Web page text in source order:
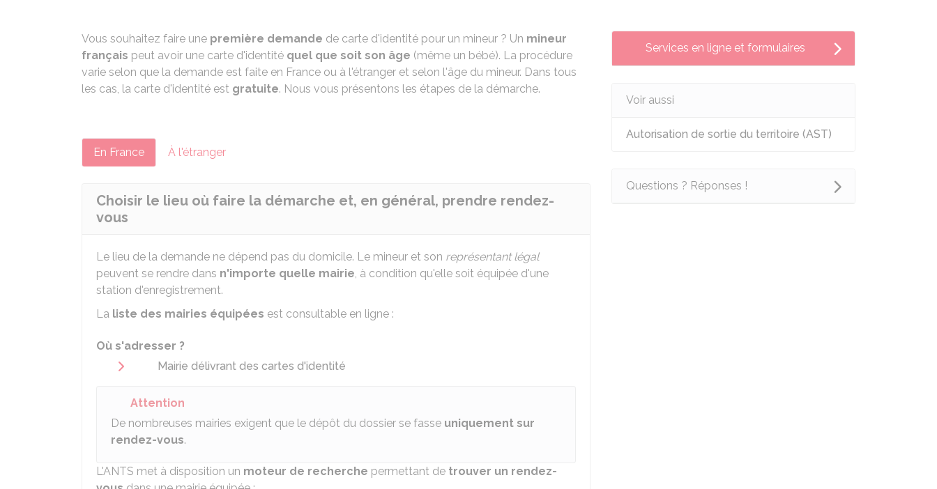
Vous souhaitez faire une première demande de carte d'identité pour un mineur ? Un mineur
français peut avoir une carte d'identité quel que soit son âge (même un bébé). La procédure
varie selon que la demande est faite en France ou à l'étranger et selon l'âge du mineur. Dans tous
les cas, la carte d'identité est gratuite. Nous vous présentons les étapes de la démarche.
En France À l'étranger
Choisir le lieu où faire la démarche et, en général, prendre rendez-
vous
Le lieu de la demande ne dépend pas du domicile. Le mineur et son représentant légal
peuvent se rendre dans n'importe quelle mairie, à condition qu'elle soit équipée d'une
station d'enregistrement.
La liste des mairies équipées est consultable en ligne :
Où s'adresser ?
Mairie délivrant des cartes d'identité
Attention
De nombreuses mairies exigent que le dépôt du dossier se fasse uniquement sur
rendez-vous.
L'ANTS met à disposition un moteur de recherche permettant de trouver un rendez-
Services en ligne et formulaires
Voir aussi
Autorisation de sortie du territoire (AST)
Questions ? Réponses !